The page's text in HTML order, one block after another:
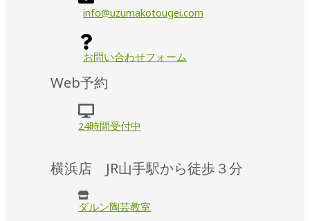
info@uzumakotougei.com
お問い合わせフォーム
Web予約
24時間受付中
横浜店 JR山手駅から徒歩３分
ダルン陶芸教室